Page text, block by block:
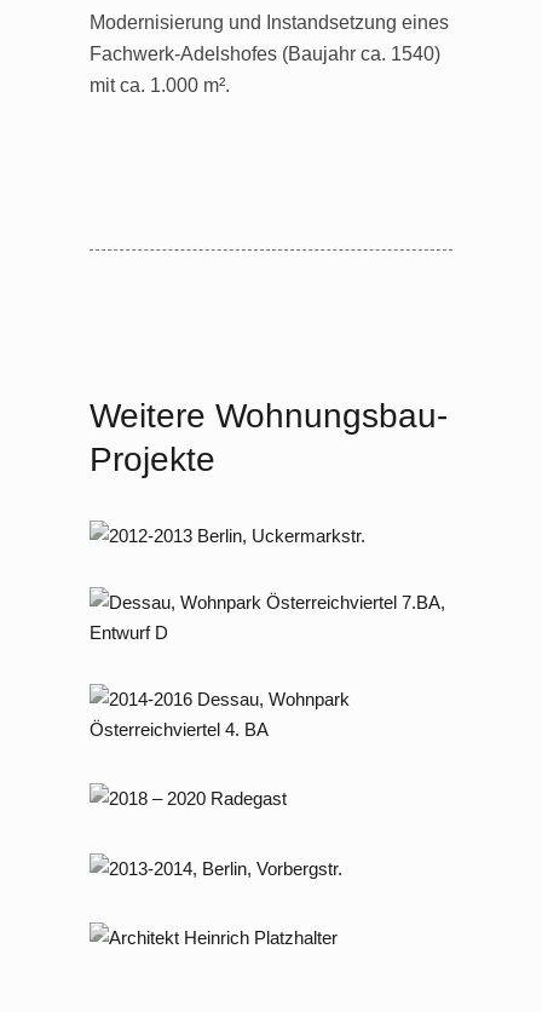
Modernisierung und Instandsetzung eines
Fachwerk-Adelshofes (Baujahr ca. 1540)
mit ca. 1.000 m².
Weitere Wohnungsbau-
Projekte
2012 – 2013 Berlin,
2015-2018 Dessau, Wohnpark
Österreichviertel 7. BA
2014-2016 Dessau, Wohnpark
Österreichviertel 4. BA
2018 – 2020 Radegast
2013 – 2014 Berlin, Vorbergstraße 3
2020 – 2022 Wohnpark Dessau –